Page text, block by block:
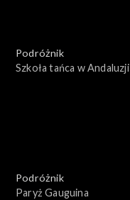
Podróżnik
Szkoła tańca w Andaluzji
Podróżnik
Paryż Gauguina